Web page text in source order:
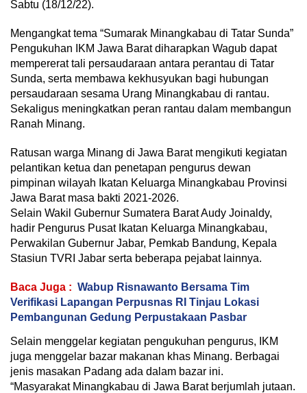
Sabtu (18/12/22).
Mengangkat tema “Sumarak Minangkabau di Tatar Sunda”
Pengukuhan IKM Jawa Barat diharapkan Wagub dapat
mempererat tali persaudaraan antara perantau di Tatar
Sunda, serta membawa kekhusyukan bagi hubungan
persaudaraan sesama Urang Minangkabau di rantau.
Sekaligus meningkatkan peran rantau dalam membangun
Ranah Minang.
Ratusan warga Minang di Jawa Barat mengikuti kegiatan
pelantikan ketua dan penetapan pengurus dewan
pimpinan wilayah Ikatan Keluarga Minangkabau Provinsi
Jawa Barat masa bakti 2021-2026.
Selain Wakil Gubernur Sumatera Barat Audy Joinaldy,
hadir Pengurus Pusat Ikatan Keluarga Minangkabau,
Perwakilan Gubernur Jabar, Pemkab Bandung, Kepala
Stasiun TVRI Jabar serta beberapa pejabat lainnya.
Baca Juga : Wabup Risnawanto Bersama Tim
Verifikasi Lapangan Perpusnas RI Tinjau Lokasi
Pembangunan Gedung Perpustakaan Pasbar
Selain menggelar kegiatan pengukuhan pengurus, IKM
juga menggelar bazar makanan khas Minang. Berbagai
jenis masakan Padang ada dalam bazar ini.
“Masyarakat Minangkabau di Jawa Barat berjumlah jutaan.